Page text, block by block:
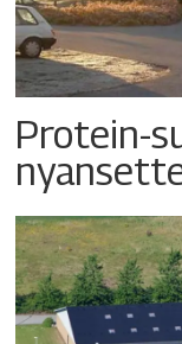
Protein-